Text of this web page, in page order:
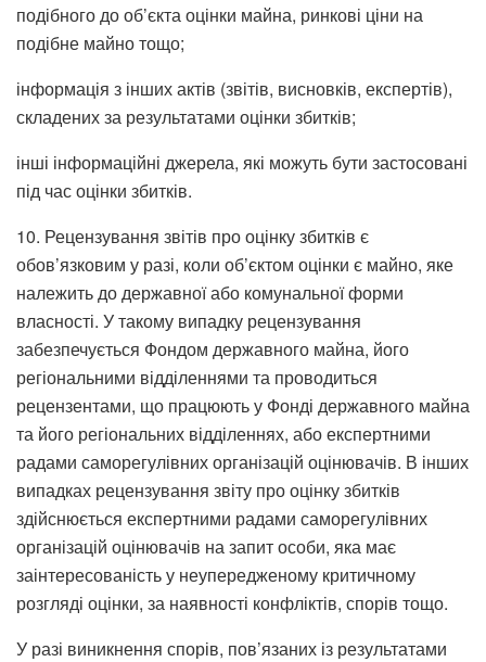
подібного до об’єкта оцінки майна, ринкові ціни на
подібне майно тощо;
інформація з інших актів (звітів, висновків, експертів),
складених за результатами оцінки збитків;
інші інформаційні джерела, які можуть бути застосовані
під час оцінки збитків.
10. Рецензування звітів про оцінку збитків є
обов’язковим у разі, коли об’єктом оцінки є майно, яке
належить до державної або комунальної форми
власності. У такому випадку рецензування
забезпечується Фондом державного майна, його
регіональними відділеннями та проводиться
рецензентами, що працюють у Фонді державного майна
та його регіональних відділеннях, або експертними
радами саморегулівних організацій оцінювачів. В інших
випадках рецензування звіту про оцінку збитків
здійснюється експертними радами саморегулівних
організацій оцінювачів на запит особи, яка має
заінтересованість у неупередженому критичному
розгляді оцінки, за наявності конфліктів, спорів тощо.
У разі виникнення спорів, пов’язаних із результатами